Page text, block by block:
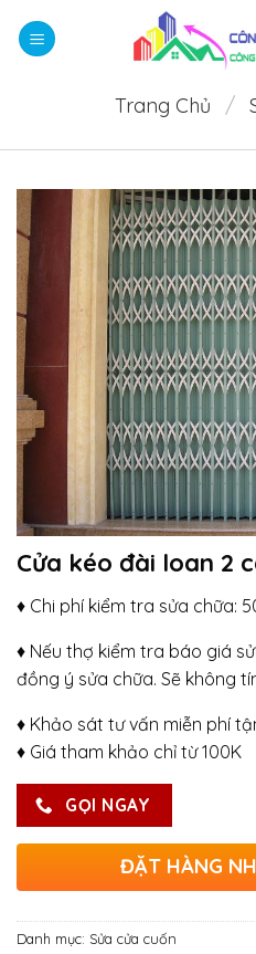
qua
Trang Chủ /
Cửa kéo đài loan 2
♦ Chi phí kiểm tra sửa chữa:
♦ Nếu thợ kiểm tra báo giá
đồng ý sửa chữa. Sẽ không
♦ Khảo sát tư vấn miễn phí
♦ Giá tham khảo chỉ từ 100K
GỌI NGAY
ĐẶT HÀNG
Danh mục: Sửa cửa cuốn